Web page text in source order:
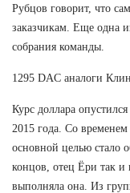
Рубцов говорит, что
заказчикам. Еще одна
собрания команды.
1295 DAC аналоги
Курс доллара
2015 года. Со временем
основной целью стало
концов, отец Ёри так и
выполняла она. Из